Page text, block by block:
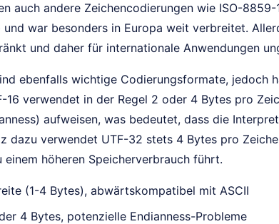
auch andere Zeichencodierungen wie ISO-
war besonders in Europa weit verbreitet.
und daher für internationale Anwendungen
ebenfalls wichtige Codierungsformate, jedoch
16 verwendet in der Regel 2 oder 4 Bytes pro
aufweisen, was bedeutet, dass die
dazu verwendet UTF-32 stets 4 Bytes pro
höheren Speicherverbrauch führt.
(1-4 Bytes), abwärtskompatibel mit ASCII
4 Bytes, potenzielle Endianness-Probleme